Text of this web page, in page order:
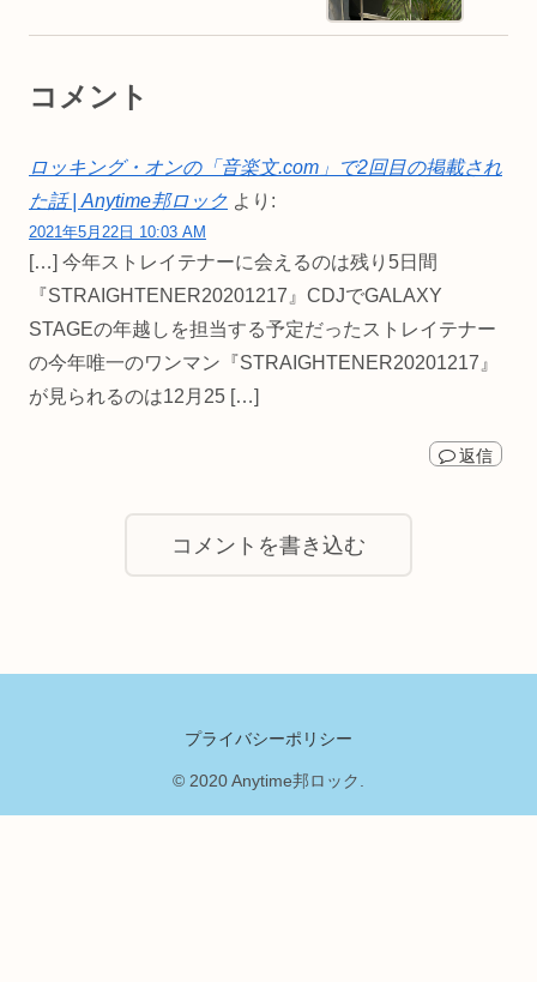
コメント
ロッキング・オンの「音楽文.com」で2回目の掲載され
た話 | Anytime邦ロック より:
2021年5月22日 10:03 AM
[…] 今年ストレイテナーに会えるのは残り5日間
『STRAIGHTENER20201217』CDJでGALAXY
STAGEの年越しを担当する予定だったストレイテナー
の今年唯一のワンマン『STRAIGHTENER20201217』
が見られるのは12月25 […]
返信
コメントを書き込む
プライバシーポリシー
© 2020 Anytime邦ロック.